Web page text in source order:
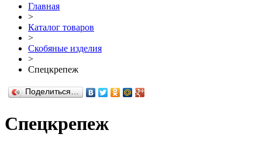
Главная
>
Каталог товаров
>
Скобяные изделия
>
Спецкрепеж
Поделиться…
Спецкрепеж